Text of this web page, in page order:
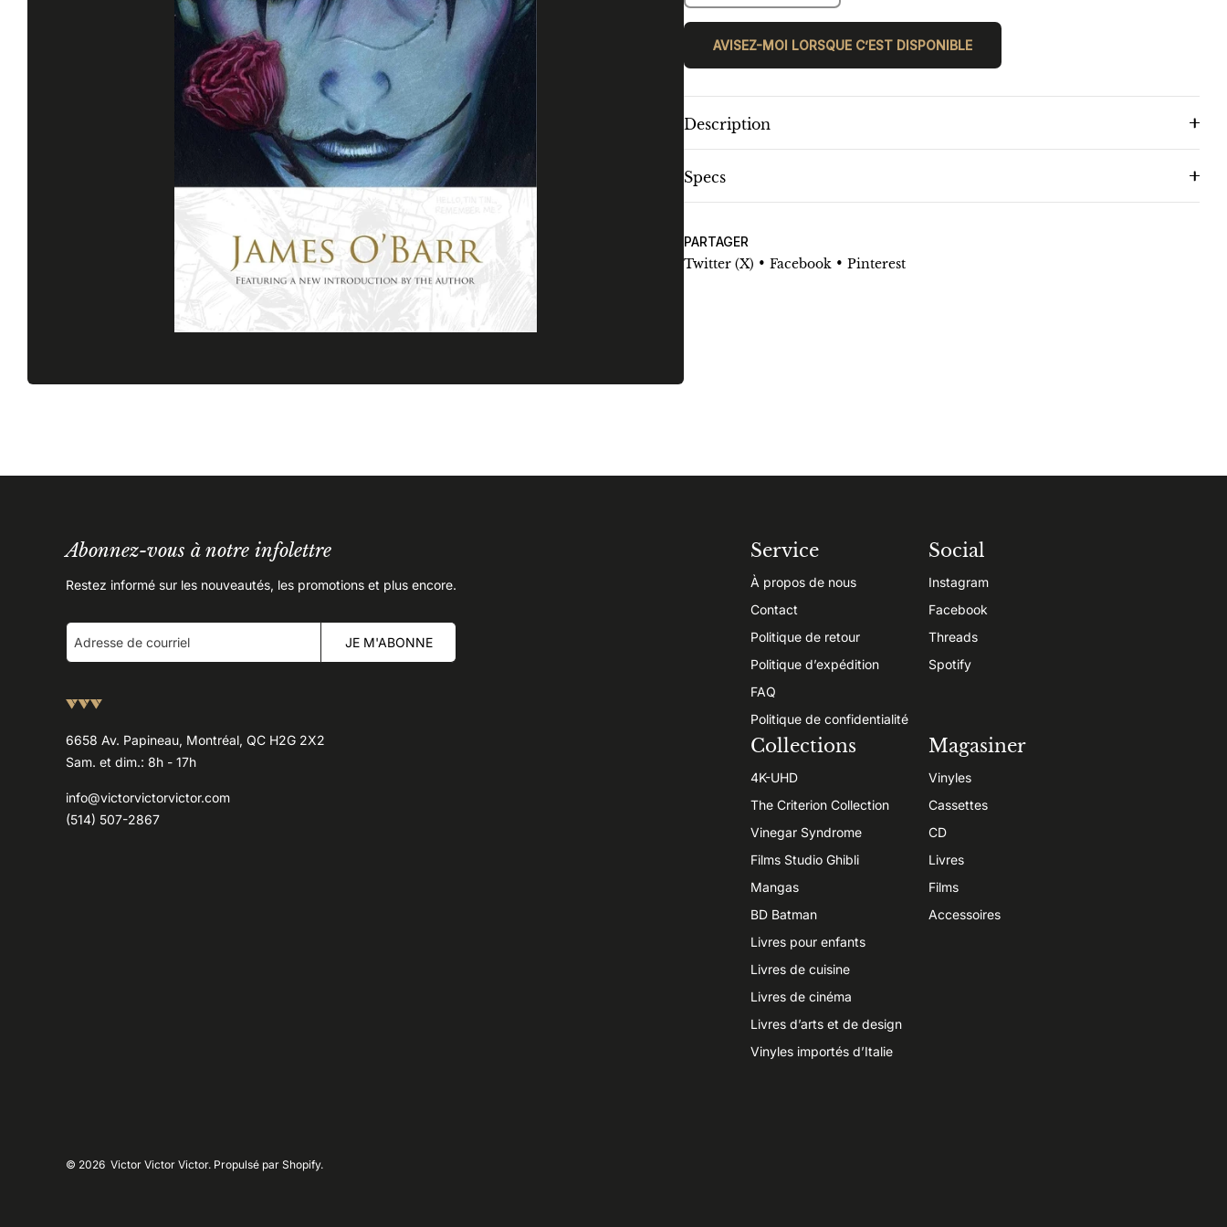
AVISEZ-MOI LORSQUE C’EST DISPONIBLE
Description
Specs
PARTAGER
Twitter (X) • Facebook • Pinterest
Abonnez-vous à notre infolettre
Restez informé sur les nouveautés, les promotions et plus encore.
JE M'ABONNE
6658 Av. Papineau, Montréal, QC H2G 2X2
Sam. et dim.: 8h - 17h
info@victorvictorvictor.com
(514) 507-2867
Service
À propos de nous
Contact
Politique de retour
Politique d’expédition
FAQ
Politique de confidentialité
Social
Instagram
Facebook
Threads
Spotify
Collections
4K-UHD
The Criterion Collection
Vinegar Syndrome
Films Studio Ghibli
Mangas
BD Batman
Livres pour enfants
Livres de cuisine
Livres de cinéma
Livres d’arts et de design
Vinyles importés d’Italie
Magasiner
Vinyles
Cassettes
CD
Livres
Films
Accessoires
© 2026 Victor Victor Victor. Propulsé par Shopify.